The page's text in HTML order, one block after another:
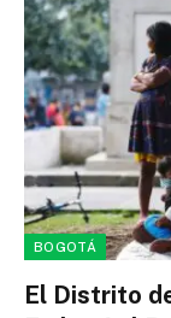
BOGOTÁ
El Distrito